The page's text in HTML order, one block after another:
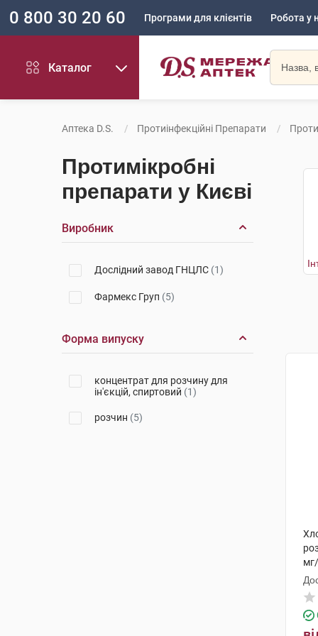
0 800 30 20 60 Програми для клієнтів Робота у
Каталог
Аптека D.S. Протиінфекційні Препарати
Протимікробні
препарати у Києві
Виробник
Дослідний завод ГНЦЛС (1)
Фармекс Груп (5)
Форма випуску
концентрат для розчину для
ін'єкцій, спиртовий (1)
розчин (5)